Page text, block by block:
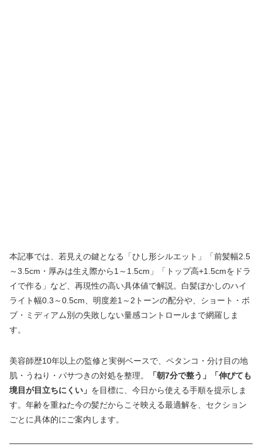
本記事では、若見えの鍵となる「ひし形シルエット」「前髪幅2.5
～3.5cm・厚みは生え際から1～1.5cm」「トップ高+1.5cmをドラ
イで作る」など、再現性の高い具体値で解説。白髪ぼかしのハイ
ライト幅0.3～0.5cm、明度差1～2トーンの配分や、ショート・ボ
ブ・ミディアム別の失敗しない量感コントロールまで網羅しま
す。
美容師歴10年以上の監修と実例ベースで、ペタンコ・分け目の地
肌・うねり・パサつきの対処を整理。
「朝7分で整う」「伸びても
境目が目立ちにくい」 を目標に、今日から使える手順を提示しま
す。年齢を重ねた今の髪だからこそ映える最適解を、セクション
ごとに具体的にご案内します。